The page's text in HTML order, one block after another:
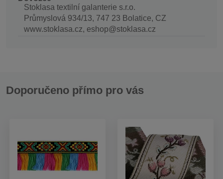
Stoklasa textilní galanterie s.r.o.
Průmyslová 934/13, 747 23 Bolatice, CZ
www.stoklasa.cz, eshop@stoklasa.cz
Doporučeno přímo pro vás